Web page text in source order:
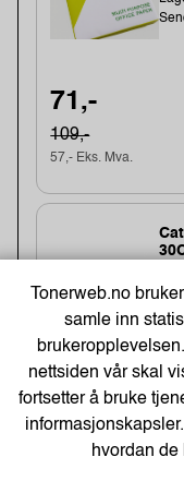
71,-
109,-
57,- Eks. Mva.
154,-
123,- Eks. Mva.
Tonerweb.no
samle inn
nettsiden vår skal
fortsetter å bruke
hvordan de